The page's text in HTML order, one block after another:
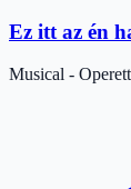
Ez itt az én
Musical - Operett